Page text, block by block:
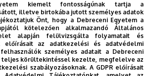
kiemelt fontosságúnak tartja a
illetve birtokába jutott személyes adatok
Önt, hogy a Debreceni Egyetem a
kötelezően alkalmazandó Általános
alapján felülvizsgálta folyamatait és
előírásait az adatkezelési és adatvédelmi
személyes adatait a Debreceni
teljes körültekintéssel kezelte, megfelelve az
szabályozásoknak. A GDPR előírásait